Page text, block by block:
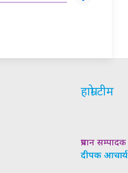
हाम्रो टीम
प्रधान सम्पादक
दीपक आचार्य